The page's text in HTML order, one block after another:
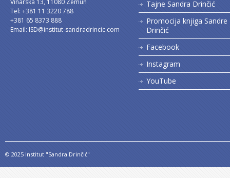
Vinarska 13, 11080 Zemun
Tel: +381 11 3220 788
+381 65 8373 888
Email: ISD@institut-sandradrincic.com
Tajne Sandra Drinčić
Promocija knjiga Sandre
Drinčić
Facebook
Instagram
YouTube
© 2025 Institut "Sandra Drinčić"